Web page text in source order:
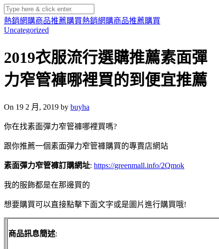
熱銷網購商品推薦購買熱銷網購商品推薦購買
Uncategorized
2019衣服流行選購推薦素面彈
力窄管褲哪裡買的到便宜推薦
On 19 2 月, 2019 by buyha
你在找素面彈力窄管褲哪裡買嗎?
跟你推薦一個素面彈力窄管褲購買的專賣店網站
素面彈力窄管褲訂購網址: https://greenmall.info/2Qmok
我的服飾都是在那邊買的
想要購買可以直接點擊下面文字或是圖片進行購買哦!
商品訊息簡述: